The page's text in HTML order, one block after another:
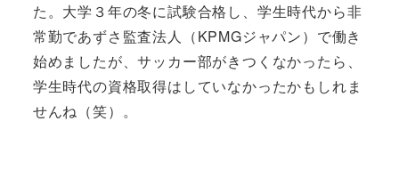
た。大学３年の冬に試験合格し、学生時代から非
常勤であずさ監査法人（KPMGジャパン）で働き
始めましたが、サッカー部がきつくなかったら、
学生時代の資格取得はしていなかったかもしれま
せんね（笑）。